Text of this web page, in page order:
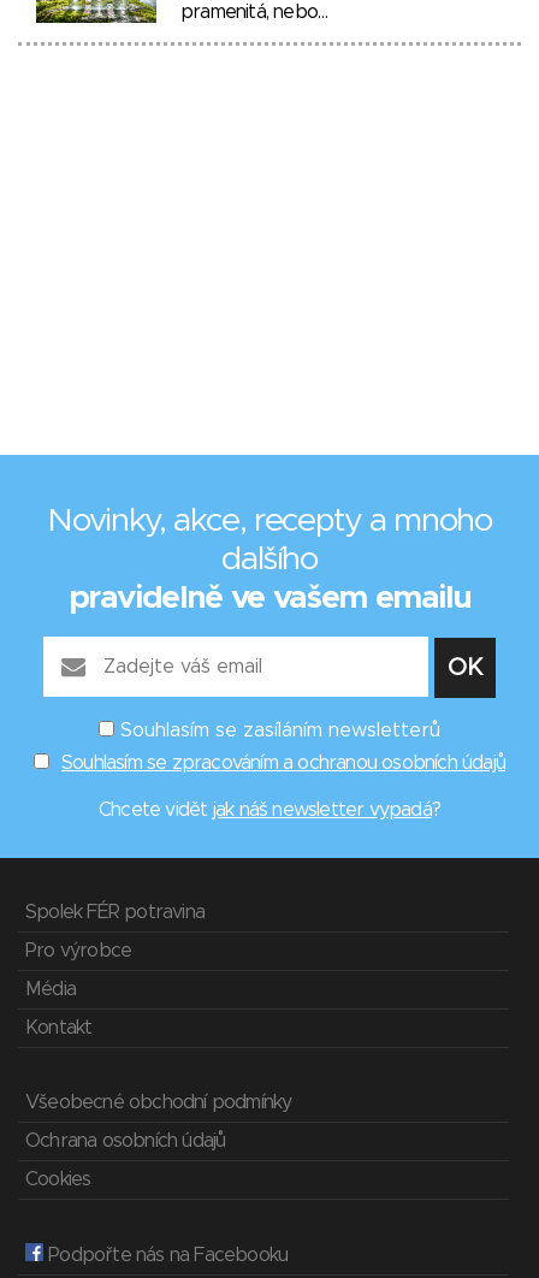
pramenitá, nebo…
Novinky, akce, recepty a mnoho
dalšího
pravidelně ve vašem emailu
Souhlasím se zasíláním newsletterů
Souhlasím se zpracováním a ochranou osobních údajů
Chcete vidět jak náš newsletter vypadá?
Spolek FÉR potravina
Pro výrobce
Média
Kontakt
Všeobecné obchodní podmínky
Ochrana osobních údajů
Cookies
Podpořte nás na Facebooku